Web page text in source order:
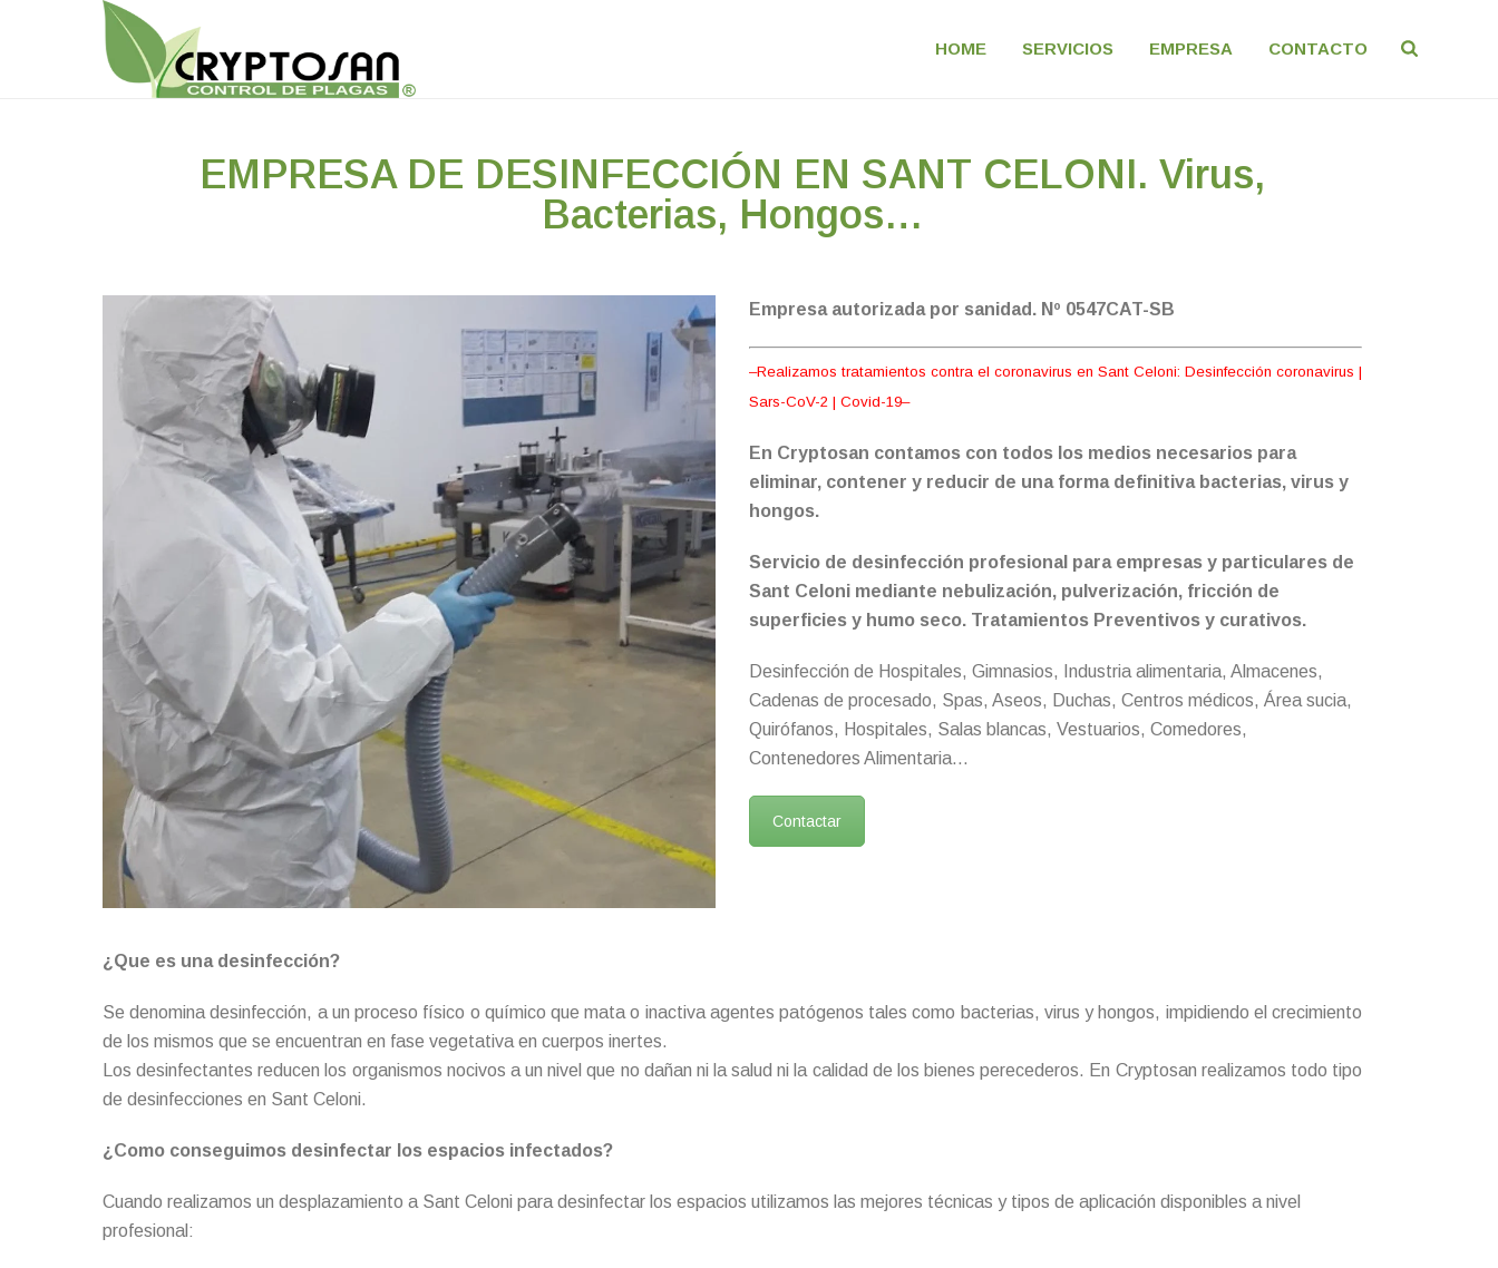
HOME SERVICIOS EMPRESA CONTACTO
EMPRESA DE DESINFECCIÓN EN SANT CELONI. Virus,
Bacterias, Hongos…
Empresa autorizada por sanidad. Nº 0547CAT-SB
–Realizamos tratamientos contra el coronavirus en Sant Celoni: Desinfección coronavirus |
Sars-CoV-2 | Covid-19–
En Cryptosan contamos con todos los medios necesarios para
eliminar, contener y reducir de una forma definitiva bacterias, virus y
hongos.
Servicio de desinfección profesional para empresas y particulares de
Sant Celoni mediante nebulización, pulverización, fricción de
superficies y humo seco. Tratamientos Preventivos y curativos.
Desinfección de Hospitales, Gimnasios, Industria alimentaria, Almacenes,
Cadenas de procesado, Spas, Aseos, Duchas, Centros médicos, Área sucia,
Quirófanos, Hospitales, Salas blancas, Vestuarios, Comedores,
Contenedores Alimentaria…
Contactar
¿Que es una desinfección?
Se denomina desinfección, a un proceso físico o químico que mata o inactiva agentes patógenos tales como bacterias, virus y hongos, impidiendo el crecimiento
de los mismos que se encuentran en fase vegetativa en cuerpos inertes.
Los desinfectantes reducen los organismos nocivos a un nivel que no dañan ni la salud ni la calidad de los bienes perecederos. En Cryptosan realizamos todo tipo
de desinfecciones en Sant Celoni.
¿Como conseguimos desinfectar los espacios infectados?
Cuando realizamos un desplazamiento a Sant Celoni para desinfectar los espacios utilizamos las mejores técnicas y tipos de aplicación disponibles a nivel
profesional: